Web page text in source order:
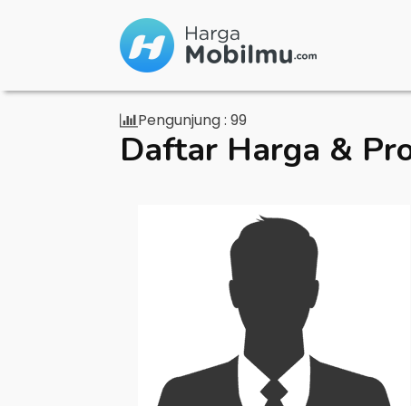
Pengunjung : 99
Daftar Harga &